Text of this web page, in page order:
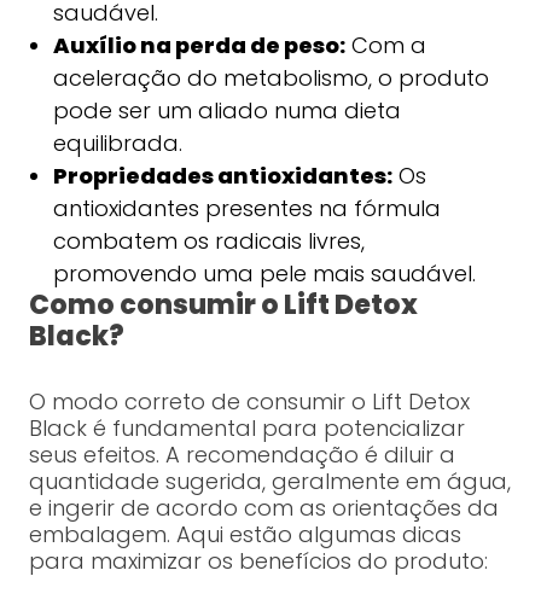
saudável.
Auxílio na perda de peso:Com a
aceleração do metabolismo, o produto
pode ser um aliado numa dieta
equilibrada.
Propriedades antioxidantes:Os
antioxidantes presentes na fórmula
combatem os radicais livres,
promovendo uma pele mais saudável.
Como consumir o Lift Detox
Black?
O modo correto de consumir o Lift Detox
Black é fundamental para potencializar
seus efeitos. A recomendação é diluir a
quantidade sugerida, geralmente em água,
e ingerir de acordo com as orientações da
embalagem. Aqui estão algumas dicas
para maximizar os benefícios do produto: